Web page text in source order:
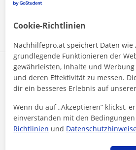
Mehr sehen
20€/h
Feyzanur
Dornbirn, Bildstein, Schwarza...
Cookie-Richtlinien
Nachhilfepro.at speichert Daten wie
grundlegende Funktionieren der
gewährleisten, Inhalte und
und deren Effektivität zu messen.
dir ein besseres Erlebnis auf
Wenn du auf „Akzeptieren” klickst,
einverstanden mit den
Richtlinien und